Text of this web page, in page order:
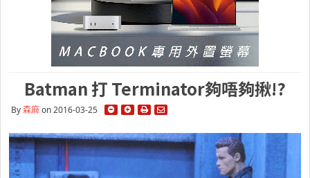
Batman 打 Terminator夠唔夠揪!?
By森麻on 2016-03-25